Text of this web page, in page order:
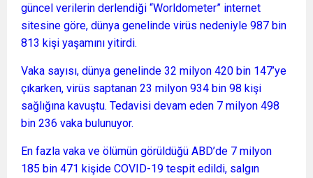
güncel verilerin derlendiği “Worldometer” internet
sitesine göre, dünya genelinde virüs nedeniyle 987 bin
813 kişi yaşamını yitirdi.
Vaka sayısı, dünya genelinde 32 milyon 420 bin 147’ye
çıkarken, virüs saptanan 23 milyon 934 bin 98 kişi
sağlığına kavuştu. Tedavisi devam eden 7 milyon 498
bin 236 vaka bulunuyor.
En fazla vaka ve ölümün görüldüğü ABD’de 7 milyon
185 bin 471 kişide COVID-19 tespit edildi, salgın